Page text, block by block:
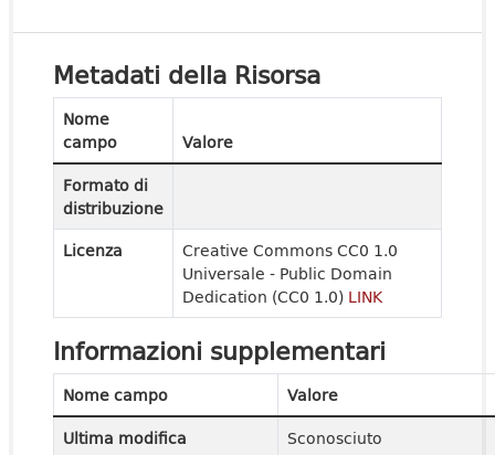
Metadati della Risorsa
Nome
campo
Valore
Formato di
distribuzione
Licenza
Creative Commons CC0 1.0
Universale - Public Domain
Dedication (CC0 1.0) LINK
Informazioni supplementari
Nome campo
Valore
Ultima modifica
Sconosciuto